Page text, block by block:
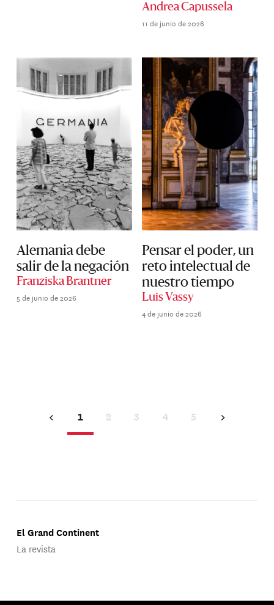
Andrea Capussela
11 de junio de 2026
Alemania debe
salir de la negación
Franziska Brantner
5 de junio de 2026
Pensar el poder, un
reto intelectual de
nuestro tiempo
Luis Vassy
4 de junio de 2026
1 2 3 4 5
El Grand Continent
La revista